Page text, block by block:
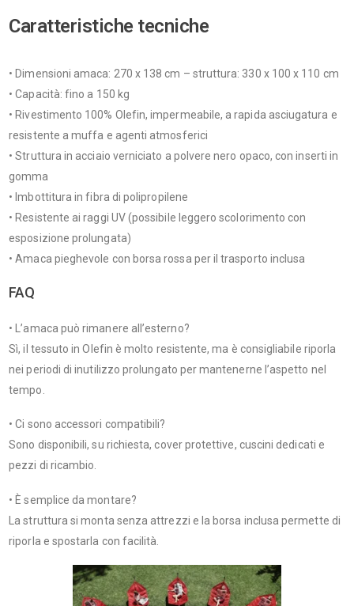
Caratteristiche tecniche
• Dimensioni amaca: 270 x 138 cm – struttura: 330 x 100 x 110 cm
• Capacità: fino a 150 kg
• Rivestimento 100% Olefin, impermeabile, a rapida asciugatura e
resistente a muffa e agenti atmosferici
• Struttura in acciaio verniciato a polvere nero opaco, con inserti in
gomma
• Imbottitura in fibra di polipropilene
• Resistente ai raggi UV (possibile leggero scolorimento con
esposizione prolungata)
• Amaca pieghevole con borsa rossa per il trasporto inclusa
FAQ
• L’amaca può rimanere all’esterno?
Sì, il tessuto in Olefin è molto resistente, ma è consigliabile riporla
nei periodi di inutilizzo prolungato per mantenerne l’aspetto nel
tempo.
• Ci sono accessori compatibili?
Sono disponibili, su richiesta, cover protettive, cuscini dedicati e
pezzi di ricambio.
• È semplice da montare?
La struttura si monta senza attrezzi e la borsa inclusa permette di
riporla e spostarla con facilità.